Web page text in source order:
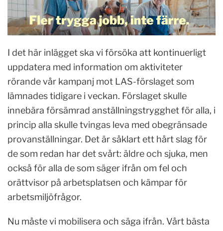
I det här inlägget ska vi försöka att kontinuerligt
uppdatera med information om aktiviteter
rörande vår kampanj mot LAS-förslaget som
lämnades tidigare i veckan. Förslaget skulle
innebära försämrad anställningstrygghet för alla, i
princip alla skulle tvingas leva med obegränsade
provanställningar. Det är såklart ett hårt slag för
de som redan har det svårt: äldre och sjuka, men
också för alla de som säger ifrån om fel och
orättvisor på arbetsplatsen och kämpar för
arbetsmiljöfrågor.
Nu måste vi mobilisera och säga ifrån. Vårt bästa